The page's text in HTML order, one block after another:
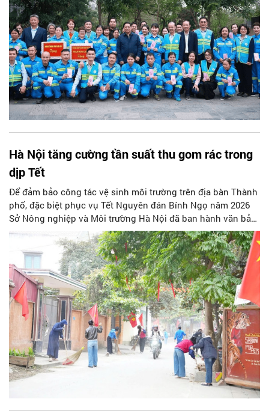
Hà Nội tăng cường tần suất thu gom rác trong
dịp Tết
Để đảm bảo công tác vệ sinh môi trường trên địa bàn Thành
phố, đặc biệt phục vụ Tết Nguyên đán Bính Ngọ năm 2026
Sở Nông nghiệp và Môi trường Hà Nội đã ban hành văn bản
đề nghị các cơ quan, đơn vị phối hợp, triển khai thực hiện
tăng cường thu gom rác.